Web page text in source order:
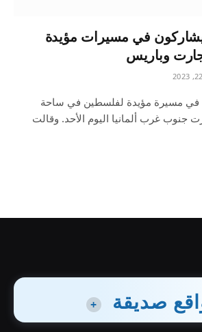
في مسيرات مؤيدة
وباريس
500 شخص في مسيرة مؤيدة لفلسطين في ساحة
جنوب غرب ألمانيا اليوم الأحد. وقالت
صديقة +